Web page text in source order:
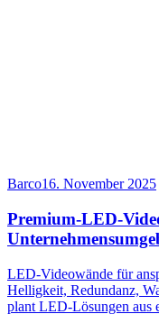
Barco16. November 2025
Premium-LED-
LED-Videowände für
Helligkeit, Redundanz,
plant LED-Lösungen aus